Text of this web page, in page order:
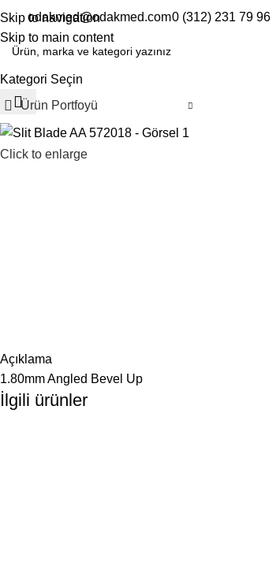
Skip to navigation
Skip to main content
ENTR odakmed@odakmed.com0 (312) 231 79 96
Kategori Seçin
Ürün Portfoyü
Click to enlarge
Açıklama
1.80mm Angled Bevel Up
İlgili ürünler